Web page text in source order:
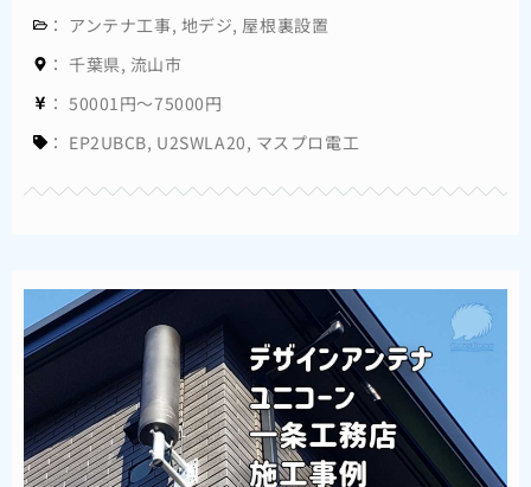
： アンテナ工事, 地デジ, 屋根裏設置
： 千葉県, 流山市
： 50001円～75000円
： EP2UBCB, U2SWLA20, マスプロ電工